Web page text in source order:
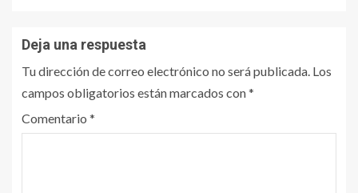
Deja una respuesta
Tu dirección de correo electrónico no será publicada. Los
campos obligatorios están marcados con*
Comentario *